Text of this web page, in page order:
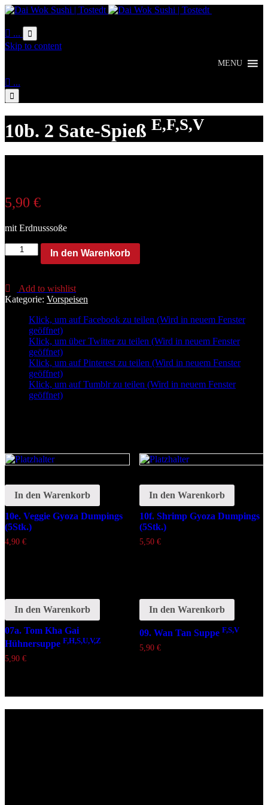
 ... 
Skip to content
MENU
 ...

10b. 2 Sate-Spieß E,F,S,V
5,90 €
mit Erdnusssoße
10b.
2
E,F,S,V
Menge
In den Warenkorb
Add to wishlist
Kategorie: Vorspeisen
Klick, um auf Facebook zu teilen (Wird in neuem Fenster
geöffnet)
Klick, um über Twitter zu teilen (Wird in neuem Fenster
geöffnet)
Klick, um auf Pinterest zu teilen (Wird in neuem Fenster
geöffnet)
Klick, um auf Tumblr zu teilen (Wird in neuem Fenster
geöffnet)
In den Warenkorb
10e. Veggie Gyoza Dumpings
(5Stk.)
4,90 €
In den Warenkorb
10f. Shrimp Gyoza Dumpings
(5Stk.)
5,50 €
In den Warenkorb
07a. Tom Kha Gai
Hühnersuppe F,H,S,U,V,Z
5,90 €
In den Warenkorb
09. Wan Tan Suppe F,S,V
5,90 €